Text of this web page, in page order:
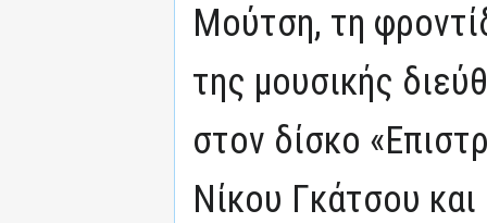
Μούτση, τη
της μουσικής
στον δίσκο
Νίκου Γκάτσου